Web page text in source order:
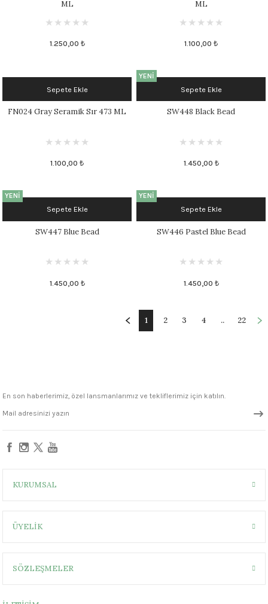
ML
1.250,00 ₺
ML
1.100,00 ₺
Sepete Ekle
FN024 Gray Seramik Sır 473 ML
1.100,00 ₺
YENİ
Sepete Ekle
SW448 Black Bead
1.450,00 ₺
YENİ
Sepete Ekle
SW447 Blue Bead
1.450,00 ₺
YENİ
Sepete Ekle
SW446 Pastel Blue Bead
1.450,00 ₺
1 2 3 4 .. 22
En son haberlerimiz, özel lansmanlarımız ve tekliflerimiz için katılın.
KURUMSAL
ÜYELİK
SÖZLEŞMELER